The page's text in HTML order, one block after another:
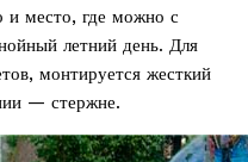
и место, где можно с
летний день. Для
монтируется жесткий
— стержне.